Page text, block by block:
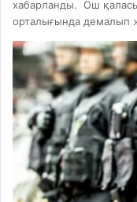
хабарланды. Ош
орталығында демалып